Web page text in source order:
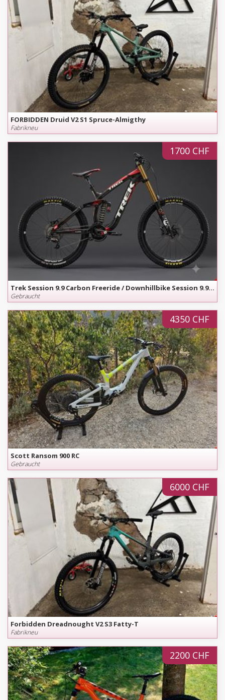
FORBIDDEN Druid V2 S1 Spruce-Almigthy
Fabrikneu
1700 CHF
Trek Session 9.9 Carbon Freeride / Downhillbike Session 9.9 Carbon - nur 14.5 kg - Grösse S
Gebraucht
4350 CHF
Scott Ransom 900 RC
Gebraucht
6000 CHF
Forbidden Dreadnought V2 S3 Fatty-T
Fabrikneu
2200 CHF